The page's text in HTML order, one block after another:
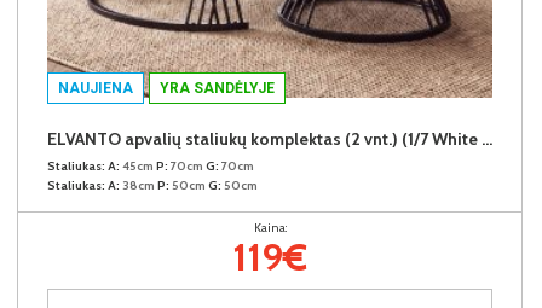
NAUJIENA YRA SANDĖLYJE
ELVANTO apvalių staliukų komplektas (2 vnt.) (1/7 White Marble Gloss)
Staliukas: A: 45cm P: 70cm G: 70cm
Staliukas: A: 38cm P: 50cm G: 50cm
Kaina:
119€